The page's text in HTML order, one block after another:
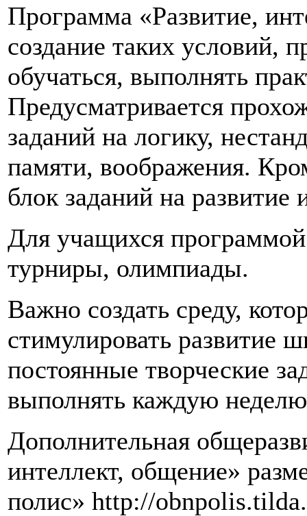
Программа «Развитие,
создание таких условий,
обучаться, выполнять
Предусматривается
заданий на логику,
памяти, воображения.
блок заданий на развитие
Для учащихся
турниры, олимпиады.
Важно создать среду,
стимулировать развитие
постоянные творческие
выполнять каждую
Дополнительная
интеллект, общение»
полис» http://